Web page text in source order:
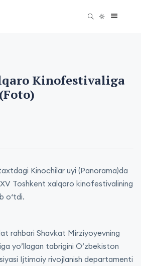
Kinofestivaliga
Kinochilar uyi (Panorama)da
XV Toshkent xalqaro kinofestivalining
o‘tdi.
rahbari Shavkat Mirziyoyevning
yo’llagan tabrigini O’zbekiston
Ijtimoiy rivojlanish departamenti